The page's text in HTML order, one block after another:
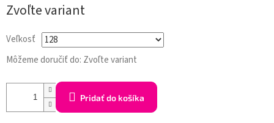
cena:
Zvoľte variant
Veľkosť
Môžeme doručiť do: Zvoľte variant
Pridať do košíka